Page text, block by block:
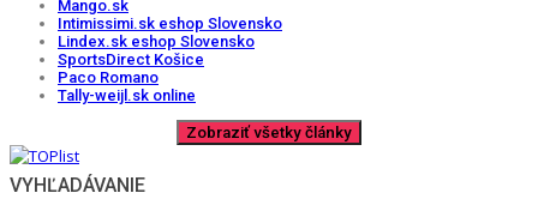
Mango.sk
Intimissimi.sk eshop Slovensko
Lindex.sk eshop Slovensko
SportsDirect Košice
Paco Romano
Tally-weijl.sk online
VYHĽADÁVANIE